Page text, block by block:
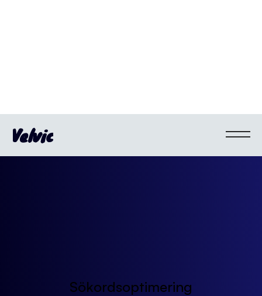
Velvic
Sökordsoptimering